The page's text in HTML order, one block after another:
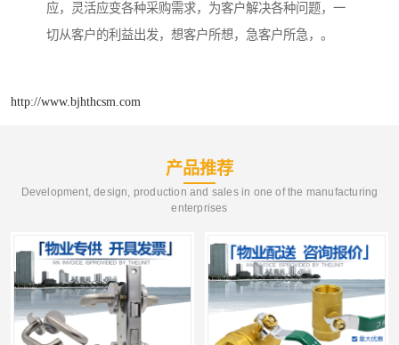
应，灵活应变各种采购需求，为客户解决各种问题，一
切从客户的利益出发，想客户所想，急客户所急，。
http://www.bjhthcsm.com
产品推荐
Development, design, production and sales in one of the manufacturing
enterprises